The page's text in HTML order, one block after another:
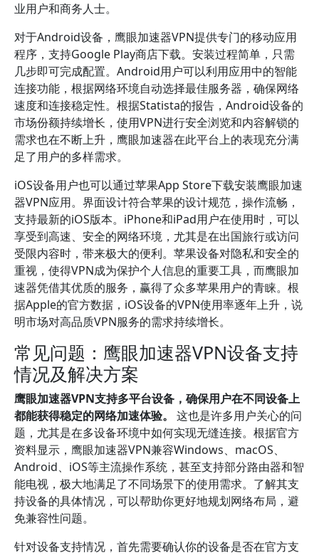
业用户和商务人士。
对于Android设备，鹰眼加速器VPN提供专门的移动应用
程序，支持Google Play商店下载。安装过程简单，只需
几步即可完成配置。Android用户可以利用应用中的智能
连接功能，根据网络环境自动选择最佳服务器，确保网络
速度和连接稳定性。根据Statista的报告，Android设备的
市场份额持续增长，使用VPN进行安全浏览和内容解锁的
需求也在不断上升，鹰眼加速器在此平台上的表现充分满
足了用户的多样需求。
iOS设备用户也可以通过苹果App Store下载安装鹰眼加速
器VPN应用。界面设计符合苹果的设计规范，操作流畅，
支持最新的iOS版本。iPhone和iPad用户在使用时，可以
享受到高速、安全的网络环境，尤其是在出国旅行或访问
受限内容时，带来极大的便利。苹果设备对隐私和安全的
重视，使得VPN成为保护个人信息的重要工具，而鹰眼加
速器凭借其优质的服务，赢得了众多苹果用户的青睐。根
据Apple的官方数据，iOS设备的VPN使用率逐年上升，说
明市场对高品质VPN服务的需求持续增长。
常见问题：鹰眼加速器VPN设备支持
情况及解决方案
鹰眼加速器VPN支持多平台设备，确保用户在不同设备上
都能获得稳定的网络加速体验。
这也是许多用户关心的问
题，尤其是在多设备环境中如何实现无缝连接。根据官方
资料显示，鹰眼加速器VPN兼容Windows、macOS、
Android、iOS等主流操作系统，甚至支持部分路由器和智
能电视，极大地满足了不同场景下的使用需求。了解其支
持设备的具体情况，可以帮助你更好地规划网络布局，避
免兼容性问题。
针对设备支持情况，首先需要确认你的设备是否在官方支